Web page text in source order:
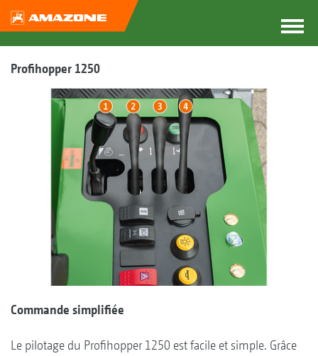
Profihopper 1250
Commande simplifiée
Le pilotage du Profihopper 1250 est facile et simple. Grâce